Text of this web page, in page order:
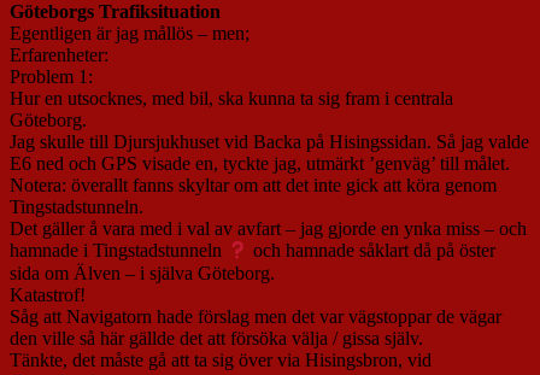
Göteborgs Trafiksituation
Egentligen är jag mållös – men;
Erfarenheter:
Problem 1:
Hur en utsocknes, med bil, ska kunna ta sig fram i centrala
Göteborg.
Jag skulle till Djursjukhuset vid Backa på Hisingssidan. Så jag valde
E6 ned och GPS visade en, tyckte jag, utmärkt ’genväg’ till målet.
Notera: överallt fanns skyltar om att det inte gick att köra genom
Tingstadstunneln.
Det gäller å vara med i val av avfart – jag gjorde en ynka miss – och
hamnade i Tingstadstunneln
och hamnade såklart då på öster
sida om Älven – i själva Göteborg.
Katastrof!
Såg att Navigatorn hade förslag men det var vägstoppar de vägar
den ville så här gällde det att försöka välja / gissa själv.
Tänkte, det måste gå att ta sig över via Hisingsbron, vid